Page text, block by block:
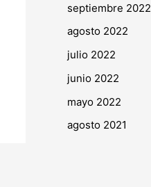
septiembre 2022
agosto 2022
julio 2022
junio 2022
mayo 2022
agosto 2021